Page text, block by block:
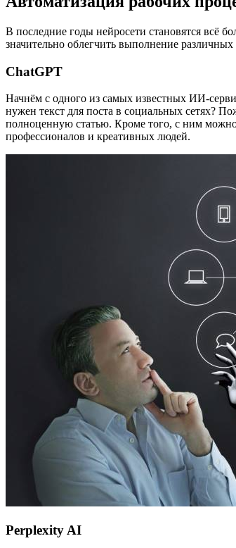
В последние годы нейросети становятся всё
значительно облегчить выполнение различных
ChatGPT
Начнём с одного из самых известных ИИ-
нужен текст для поста в социальных сетях?
полноценную статью. Кроме того, с ним можно
профессионалов и креативных людей.
Perplexity AI